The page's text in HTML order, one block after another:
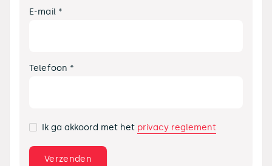
E-mail *
Telefoon *
Ik ga akkoord met het privacy reglement